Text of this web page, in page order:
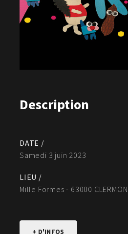
Description
DATE /
Samedi 3 juin 2023
LIEU /
Mille Formes - 63000
+ D'INFOS